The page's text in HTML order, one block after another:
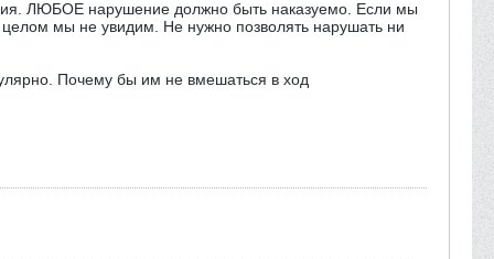
ЛЮБОЕ нарушение должно быть наказуемо. Если мы
целом мы не увидим. Не нужно позволять нарушать ни
Почему бы им не вмешаться в ход